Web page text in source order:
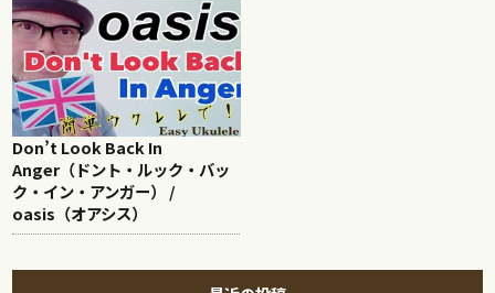
Don’t Look Back In
Anger（ドント・ルック・バッ
ク・イン・アンガー） /
oasis（オアシス）